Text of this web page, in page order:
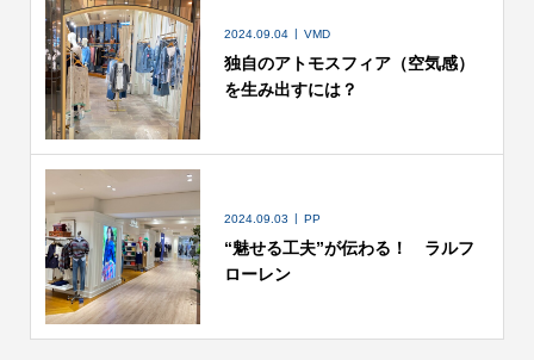
2024.09.04 VMD
独自のアトモスフィア（空気感）
を生み出すには？
2024.09.03 PP
“魅せる工夫”が伝わる！ ラルフ
ローレン